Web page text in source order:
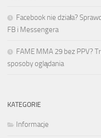
Facebook nie działa?
FB i Messengera
FAME MMA 29 bez PPV?
sposoby oglądania
KATEGORIE
Informacje